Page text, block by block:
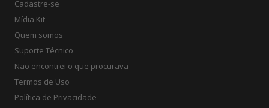
Cadastre-se
Mídia Kit
Quem somos
Suporte Técnico
Não encontrei o que procurava
Termos de Uso
Política de Privacidade